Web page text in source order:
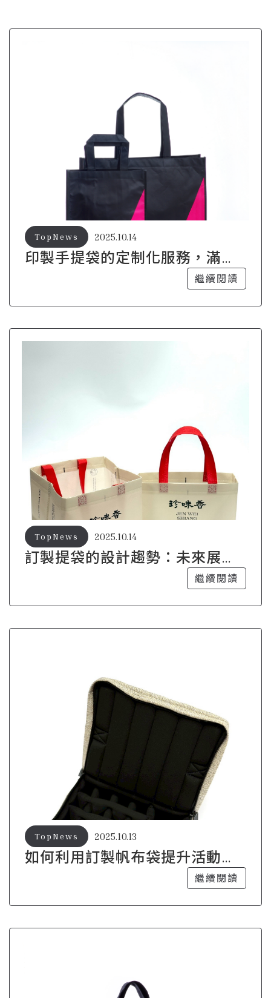
印製手提袋的定制化服務，滿足
2025.10.14
TopNews
繼續閱讀
訂製提袋的設計趨勢：未來展望
2025.10.14
TopNews
繼續閱讀
如何利用訂製帆布袋提升活動的
2025.10.13
TopNews
繼續閱讀